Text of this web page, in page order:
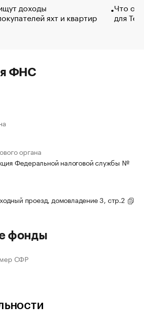
доходы
яхт и квартир
Что
для
ФНС
органа
Федеральной налоговой службы №
проезд, домовладение 3, стр.2
фонды
СФР